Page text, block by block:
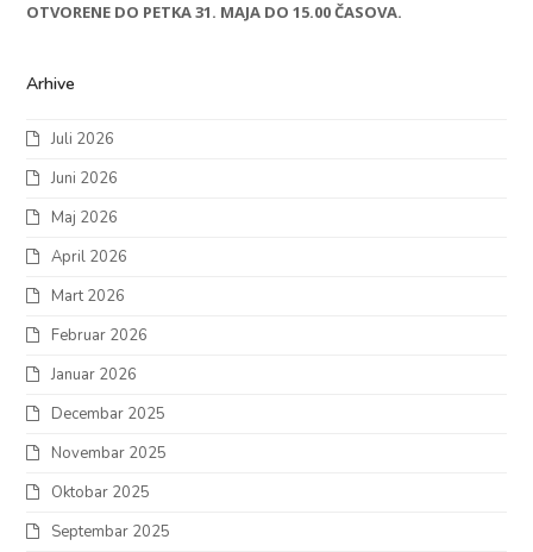
OTVORENE DO PETKA 31. MAJA DO 15.00 ČASOVA.
Arhive
Juli 2026
Juni 2026
Maj 2026
April 2026
Mart 2026
Februar 2026
Januar 2026
Decembar 2025
Novembar 2025
Oktobar 2025
Septembar 2025